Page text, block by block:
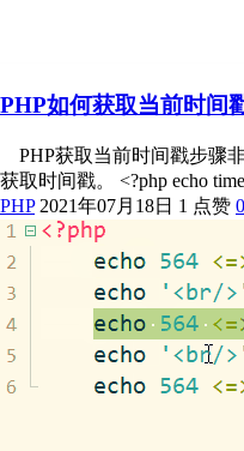
PHP如何获取当前时间
PHP获取当前时间戳步骤
获取时间戳。 <?php echo
PHP 2021年07月18日 1 点赞 0